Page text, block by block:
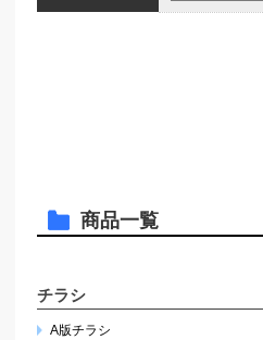
商品一覧
チラシ
A版チラシ